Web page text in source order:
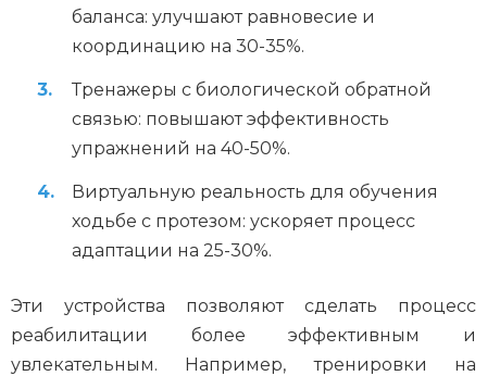
баланса: улучшают равновесие и
координацию на 30-35%.
Тренажеры с биологической обратной
связью: повышают эффективность
упражнений на 40-50%.
Виртуальную реальность для обучения
ходьбе с протезом: ускоряет процесс
адаптации на 25-30%.
Эти устройства позволяют сделать процесс
реабилитации более эффективным и
увлекательным. Например, тренировки на